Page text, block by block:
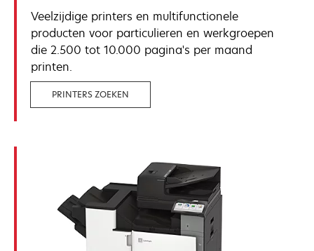
Veelzijdige printers en multifunctionele
producten voor particulieren en werkgroepen
die 2.500 tot 10.000 pagina's per maand
printen.
PRINTERS ZOEKEN